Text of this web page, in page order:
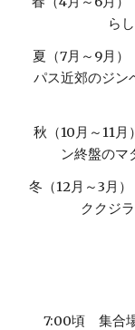
ら
夏（7月～9月）
パス近郊のジン
秋（10月～11
ン終盤のマ
冬（12月～3月
ククジ
7:00頃 集合